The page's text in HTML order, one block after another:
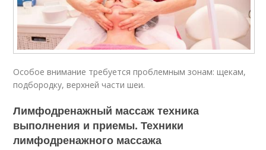
Особое внимание требуется проблемным зонам: щекам,
подбородку, верхней части шеи.
Лимфодренажный массаж техника
выполнения и приемы. Техники
лимфодренажного массажа